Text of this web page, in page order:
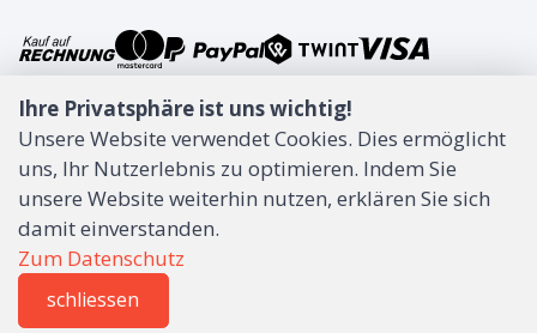
Menu
In unserem Webshop bezahlen Sie bequem per
Rechnung, Twint oder Kreditkarte.
Ihre Privatsphäre ist uns wichtig!
Unsere Website verwendet Cookies. Dies ermöglicht
uns, Ihr Nutzerlebnis zu optimieren. Indem Sie
unsere Website weiterhin nutzen, erklären Sie sich
damit einverstanden.
Zum Datenschutz
schliessen